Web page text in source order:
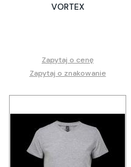
VORTEX
Zapytaj o cenę
Zapytaj o znakowanie